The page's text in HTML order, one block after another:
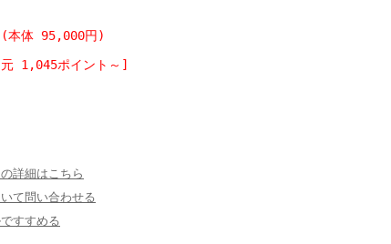
本体 95,000円)
元 1,045ポイント～]
詳細はこちら
て問い合わせる
すすめる